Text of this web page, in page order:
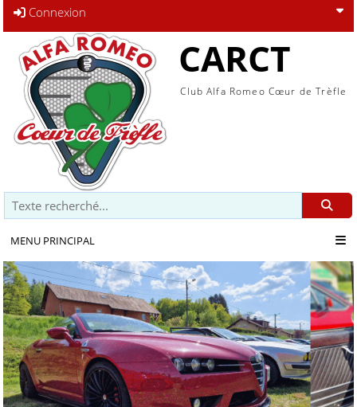
Connexion
CARCT
Club Alfa Romeo Cœur de Trèfle
Recherche
MENU PRINCIPAL